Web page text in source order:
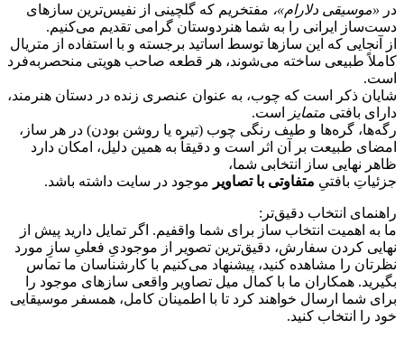
در «موسیقی دلارام»، مفتخریم که گلچینی از نفیس‌ترین سازهای
دست‌ساز ایرانی را به شما هنردوستان گرامی تقدیم می‌کنیم.
از آنجایی که این سازها توسط اساتید برجسته و با استفاده از متریال
کاملاً طبیعی ساخته می‌شوند، هر قطعه صاحب هویتی منحصر‌به‌فرد
است.
شایان ذکر است که چوب، به عنوان عنصری زنده در دستان هنرمند،
دارای بافتی متمایز
است.
رگه‌ها، گره‌ها و طیف رنگی چوب (تیره یا روشن بودن) در هر ساز،
امضای طبیعت بر آن اثر است و دقیقاً به همین دلیل، امکان دارد
ظاهر نهایی ساز انتخابی شما،
جزئیاتِ بافتیِ متفاوتی با تصاویر موجود در سایت داشته باشد.
راهنمای انتخاب دقیق‌تر:
ما به اهمیت انتخاب ساز برای شما واقفیم. اگر تمایل دارید پیش از
نهایی کردن سفارش، دقیق‌ترین تصویر از موجودیِ فعلیِ سازِ مورد
نظرتان را مشاهده کنید، پیشنهاد می‌کنیم با کارشناسان ما تماس
بگیرید. همکاران ما با کمال میل تصاویر واقعی سازهای موجود را
برای شما ارسال خواهند کرد تا با اطمینان کامل، همسفر موسیقایی
خود را انتخاب کنید.